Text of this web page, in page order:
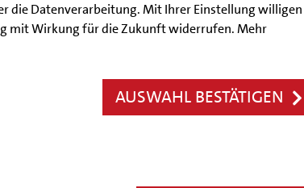
die Datenverarbeitung. Mit Ihrer Einstellung willigen
mit Wirkung für die Zukunft widerrufen. Mehr
AUSWAHL BESTÄTIGEN
sich!
auf sexuellen Missbrauch nach
Hildesheim (bph) Das Bistum Hildesheim hat neue
Missbrauch durch Priester im Bistum Hildesheim